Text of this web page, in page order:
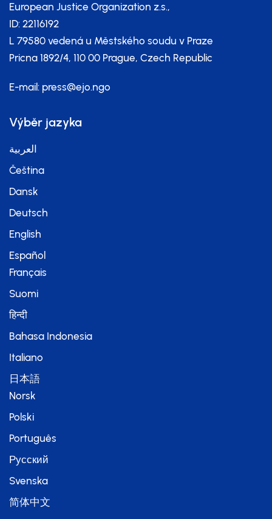
European Justice Organization z.s.,
ID: 22116192
L 79580 vedená u Městského soudu v Praze
Pricna 1892/4, 110 00 Prague, Czech Republic
E-mail: press@ejo.ngo
Výběr jazyka
العربية
Čeština
Dansk
Deutsch
English
Español
Français
Suomi
हिन्दी
Bahasa Indonesia
Italiano
日本語
Norsk
Polski
Português
Русский
Svenska
简体中文